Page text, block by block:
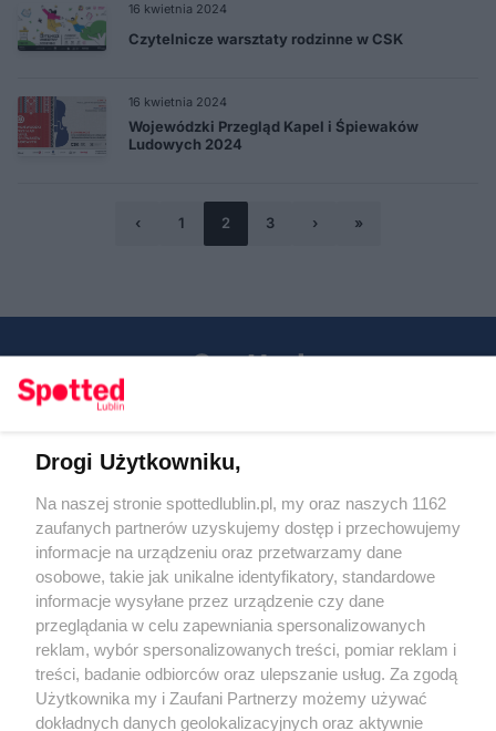
16 kwietnia 2024
Czytelnicze warsztaty rodzinne w CSK
16 kwietnia 2024
Wojewódzki Przegląd Kapel i Śpiewaków
Ludowych 2024
‹ 1 2 3 › »
KATEGORIE
OGŁOSZENIA
WYDARZENIA
Regulamin
Polityka prywatności
RODO
Warunki korzystania z treści
Drogi Użytkowniku,
Na naszej stronie spottedlublin.pl, my oraz naszych 1162
zaufanych partnerów uzyskujemy dostęp i przechowujemy
informacje na urządzeniu oraz przetwarzamy dane
osobowe, takie jak unikalne identyfikatory, standardowe
informacje wysyłane przez urządzenie czy dane
przeglądania w celu zapewniania spersonalizowanych
reklam, wybór spersonalizowanych treści, pomiar reklam i
treści, badanie odbiorców oraz ulepszanie usług. Za zgodą
Użytkownika my i Zaufani Partnerzy możemy używać
dokładnych danych geolokalizacyjnych oraz aktywnie